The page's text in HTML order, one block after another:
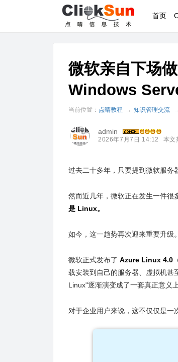
首页
微软亲自下场
Windows
当前位置： 点晴教程 → 知识管理交流
admin
2026年7月7日 14:12 本文
过去二十多年，只要提到微软服务
然而近几年，微软正在发生一件很
是 Linux。
如今，这一趋势再次迎来重要升级。
微软正式发布了 Azure Linux 4.0
载安装到自己的服务器、虚拟机甚
Linux"逐渐演变成了一套真正意义
对于企业用户来说，这不仅仅是一